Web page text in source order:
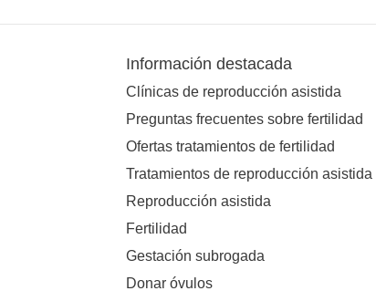
Información destacada
Clínicas de reproducción asistida
Preguntas frecuentes sobre fertilidad
Ofertas tratamientos de fertilidad
Tratamientos de reproducción asistida
Reproducción asistida
Fertilidad
Gestación subrogada
Donar óvulos